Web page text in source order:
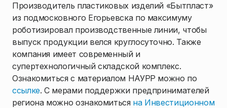
Производитель пластиковых изделий «Бытпласт»
из подмосковного Егорьевска по максимуму
роботизировал производственные линии, чтобы
выпуск продукции велся круглосуточно. Также
компания имеет современный и
супертехнологичный складской комплекс.
Ознакомиться с материалом НАУРР можно по
ссылке. С мерами поддержки предпринимателей
региона можно ознакомиться на Инвестиционном